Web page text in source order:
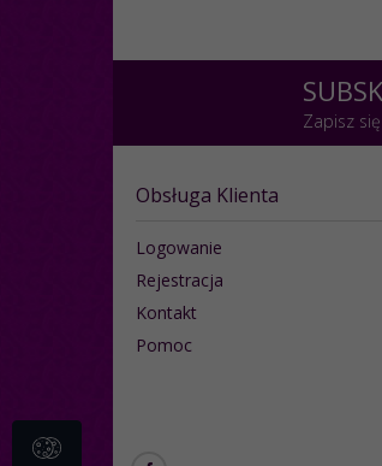
Zapisz
Obsługa Klienta
Logowanie
Rejestracja
Kontakt
Pomoc